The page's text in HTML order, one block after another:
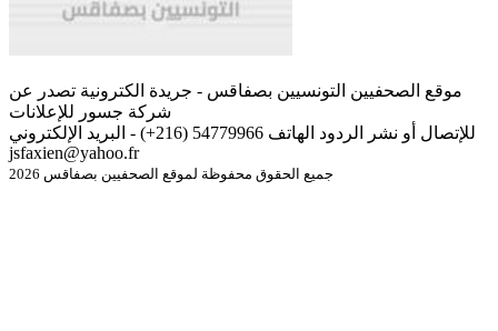
موقع الصحفيين التونسيين بصفاقس - جريدة الكترونية تصدر عن
شركة جسور للإعلانات
للإتصال أو نشر الردود الهاتف 54779966 (216+) - البريد الإلكتروني
jsfaxien@yahoo.fr
جميع الحقوق محفوظة لموقع الصحفيين بصفاقس 2026